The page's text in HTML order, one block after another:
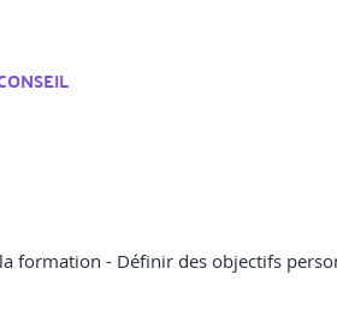
formation - Définir des objectifs